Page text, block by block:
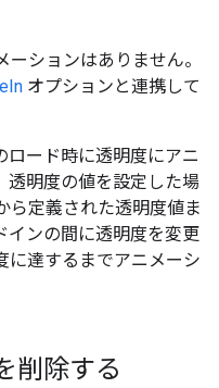
ションはありません。
オプションと連携して
ロード時に透明度にアニ
透明度の値を設定した場
ら定義された透明度値ま
インの間に透明度を変更
に達するまでアニメーシ
削除する